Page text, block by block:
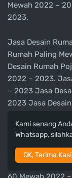
Mewah 2022 –
2023.
Jasa Desain
Rumah Paling
Desain Rumah
2022 – 2023.
– 2023 Jasa
2023 Jasa
Jasa Desain
Rumah Tingkat
Type 36
Kami senang
Whatsapp,
OK, Terima